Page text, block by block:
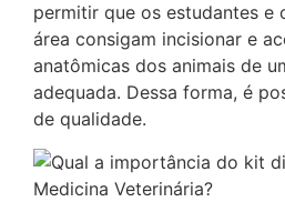
permitir que os estudantes e
área consigam incisionar e
anatômicas dos animais de
adequada. Dessa forma, é
de qualidade.